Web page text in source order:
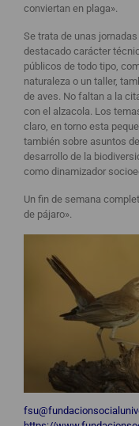
conviertan en plaga».
Se trata de unas
destacado carácter
públicos de todo tipo,
naturaleza o un taller,
de aves. No faltan a la
con el alzacola. Los
claro, en torno esta
también sobre asuntos
desarrollo de la
como dinamizador
Un fin de semana
de pájaro».